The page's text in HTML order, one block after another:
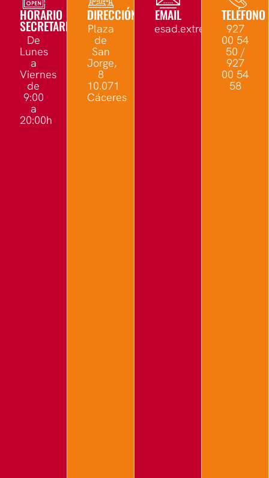
HORARIO
SECRETARÍA
De
Lunes
a
Viernes
de
9:00
a
20:00h
DIRECCIÓN
Plaza
de
San
Jorge,
8
10.071
Cáceres
EMAIL TELÉFONO
927
00 54
50 /
927
00 54
58